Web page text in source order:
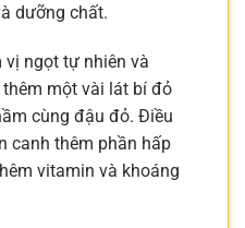
dưỡng chất.
vị ngọt tự nhiên và
một vài lát bí đỏ
cùng đậu đỏ. Điều
canh thêm phần hấp
vitamin và khoáng